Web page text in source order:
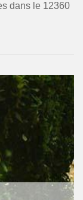
dans le 12360